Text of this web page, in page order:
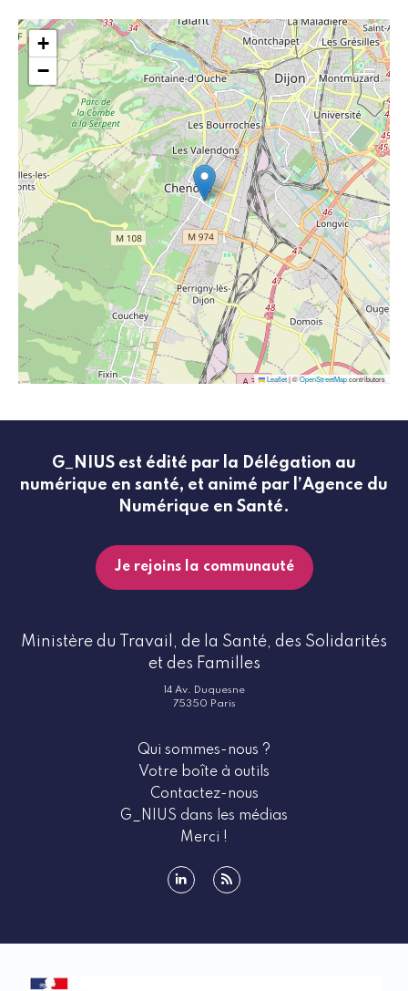
+
−
Leaflet|©OpenStreetMapcontributors
G_NIUS est édité par la Délégation au
numérique en santé, et animé par l’Agence du
Numérique en Santé.
Je rejoins la communauté
Ministère du Travail, de la Santé, des Solidarités
et des Familles
14 Av. Duquesne
75350 Paris
Qui sommes-nous ?
Votre boîte à outils
Contactez-nous
G_NIUS dans les médias
Merci !